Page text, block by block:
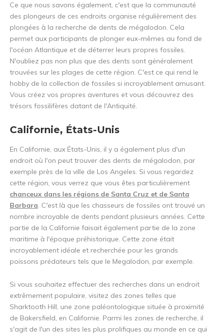
Ce que nous savons également, c'est que la communauté
des plongeurs de ces endroits organise régulièrement des
plongées à la recherche de dents de mégalodon. Cela
permet aux participants de plonger eux-mêmes au fond de
l'océan Atlantique et de déterrer leurs propres fossiles.
N'oubliez pas non plus que des dents sont généralement
trouvées sur les plages de cette région. C'est ce qui rend le
hobby de la collection de fossiles si incroyablement amusant.
Vous créez vos propres aventures et vous découvrez des
trésors fossilifères datant de l'Antiquité.
Californie, États-Unis
En Californie, aux États-Unis, il y a également plus d'un
endroit où l'on peut trouver des dents de mégalodon, par
exemple près de la ville de Los Angeles. Si vous regardez
cette région, vous verrez que vous êtes particulièrement
chanceux dans les régions de Santa Cruz et de Santa
Barbara. C'est là que les chasseurs de fossiles ont trouvé un
nombre incroyable de dents pendant plusieurs années. Cette
partie de la Californie faisait également partie de la zone
maritime à l'époque préhistorique. Cette zone était
incroyablement idéale et recherchée pour les grands
poissons prédateurs tels que le Megalodon, par exemple.
Si vous souhaitez effectuer des recherches dans un endroit
extrêmement populaire, visitez des zones telles que
Sharktooth Hill, une zone paléontologique située à proximité
de Bakersfield, en Californie. Parmi les zones de recherche, il
s'agit de l'un des sites les plus prolifiques au monde en ce qui